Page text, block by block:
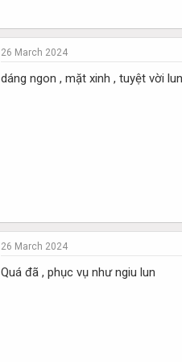
26 March 2024
dáng ngon , mặt xinh , tuyệt vời lun
26 March 2024
Quá đã , phục vụ như ngiu lun